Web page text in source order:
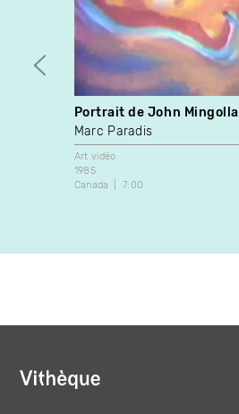
Portrait de John Mingolla
Marc Paradis
Art vidéo
1985
Canada
7:00